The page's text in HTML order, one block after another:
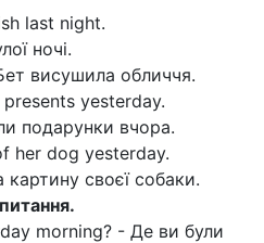
last night.
ночі.
висушила обличчя.
yesterday.
подарунки вчора.
her dog yesterday.
своєї собаки.
morning? - Де ви були